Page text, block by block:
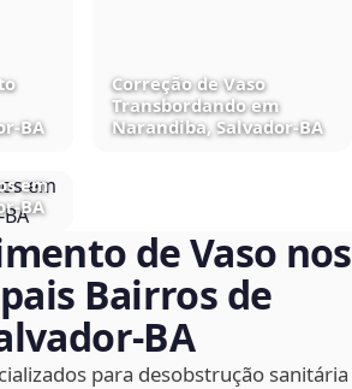
Correção de Vaso
Transbordando em
Narandiba, Salvador‑BA
em
de Vaso nos
Bairros de
para desobstrução sanitária